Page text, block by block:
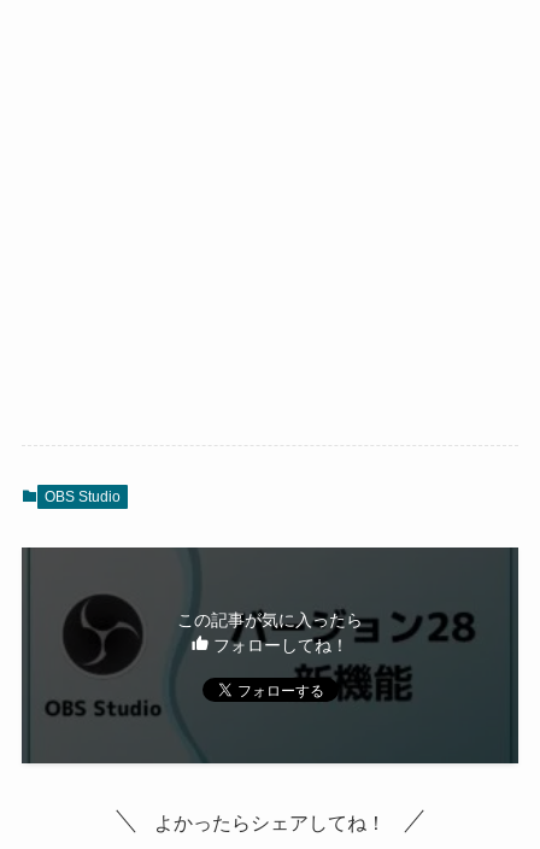
OBS Studio
この記事が気に入ったら
フォローしてね！
よかったらシェアしてね！